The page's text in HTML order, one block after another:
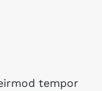
tempor